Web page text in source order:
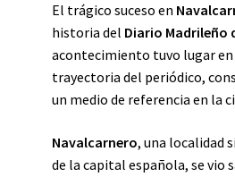
El trágico suceso en
historia del Diario Madrileño
acontecimiento tuvo lugar
trayectoria del periódico,
un medio de referencia en la
Navalcarnero, una localidad
de la capital española, se vio